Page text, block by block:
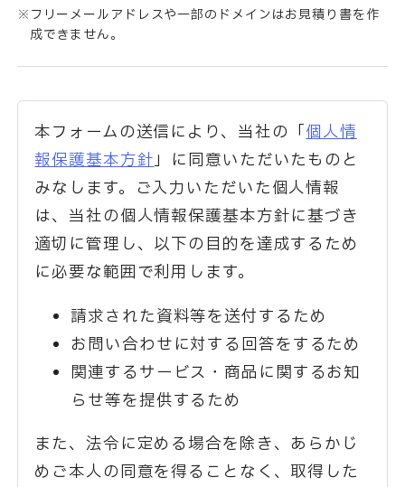
フリーメールアドレスや一部のドメインはお見積り書を作
成できません。
本フォームの送信により、当社の「個人情
報保護基本方針」に同意いただいたものと
みなします。ご入力いただいた個人情報
は、当社の個人情報保護基本方針に基づき
適切に管理し、以下の目的を達成するため
に必要な範囲で利用します。
請求された資料等を送付するため
お問い合わせに対する回答をするため
関連するサービス・商品に関するお知
らせ等を提供するため
また、法令に定める場合を除き、あらかじ
めご本人の同意を得ることなく、取得した